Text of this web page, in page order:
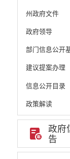
州政府文件
政府领导
部门信息公开
建议提案办理
信息公开目录
政策解读
机构职能和权
自然资源政务
政府
告